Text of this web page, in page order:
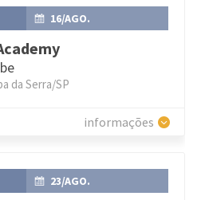
16/AGO.
da Serra/SP
informações
23/AGO.